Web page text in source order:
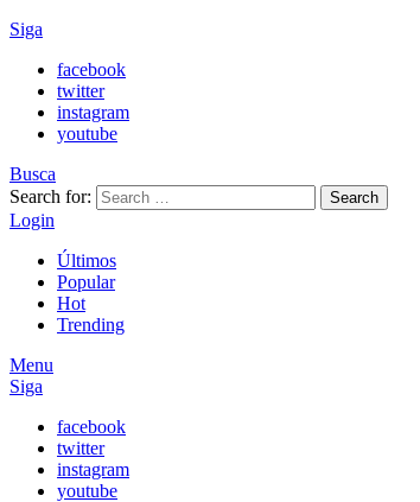
Siga
facebook
twitter
instagram
youtube
Busca
Search for:
Search
Login
Últimos
Popular
Hot
Trending
Menu
Siga
facebook
twitter
instagram
youtube